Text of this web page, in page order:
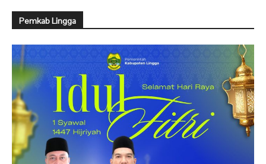
Pemkab Lingga